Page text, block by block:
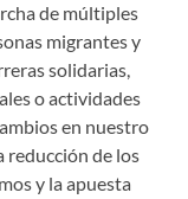
de múltiples
migrantes y
solidarias,
o actividades
en nuestro
reducción de los
y la apuesta